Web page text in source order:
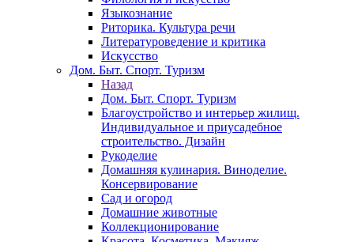
Языкознание
Риторика. Культура речи
Литературоведение и критика
Искусство
Дом. Быт. Спорт. Туризм
Назад
Дом. Быт. Спорт. Туризм
Благоустройство и интерьер жилищ.
Индивидуальное и приусадебное
строительство. Дизайн
Рукоделие
Домашняя кулинария. Виноделие.
Консервирование
Сад и огород
Домашние животные
Коллекционирование